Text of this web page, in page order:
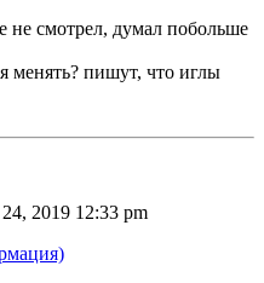
не смотрел, думал побольше
менять? пишут, что иглы
2019 12:33 pm